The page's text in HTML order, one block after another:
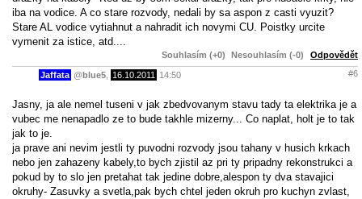
iba na vodice. A co stare rozvody, nedali by sa aspon z casti vyuzit?
Stare AL vodice vytiahnut a nahradit ich novymi CU. Poistky urcite
vymenit za istice, atd....
Souhlasím (+0) Nesouhlasím (-0) Odpovědět
Jaffata @blue5 16.10.2011 14:50 #6
Jasny, ja ale nemel tuseni v jak zbedvovanym stavu tady ta elektrika je a
vubec me nenapadlo ze to bude takhle mizerny... Co naplat, holt je to tak
jak to je.
ja prave ani nevim jestli ty puvodni rozvody jsou tahany v husich krkach
nebo jen zahazeny kabely,to bych zjistil az pri ty pripadny rekonstrukci a
pokud by to slo jen pretahat tak jedine dobre,alespon ty dva stavajici
okruhy- Zasuvky a svetla,pak bych chtel jeden okruh pro kuchyn zvlast,